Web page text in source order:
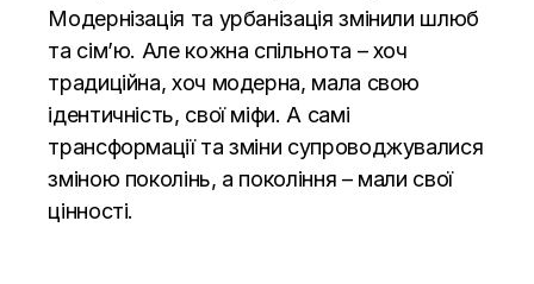
Модернізація та урбанізація змінили шлюб
та сім’ю. Але кожна спільнота – хоч
традиційна, хоч модерна, мала свою
ідентичність, свої міфи. А самі
трансформації та зміни супроводжувалися
зміною поколінь, а покоління – мали свої
цінності.